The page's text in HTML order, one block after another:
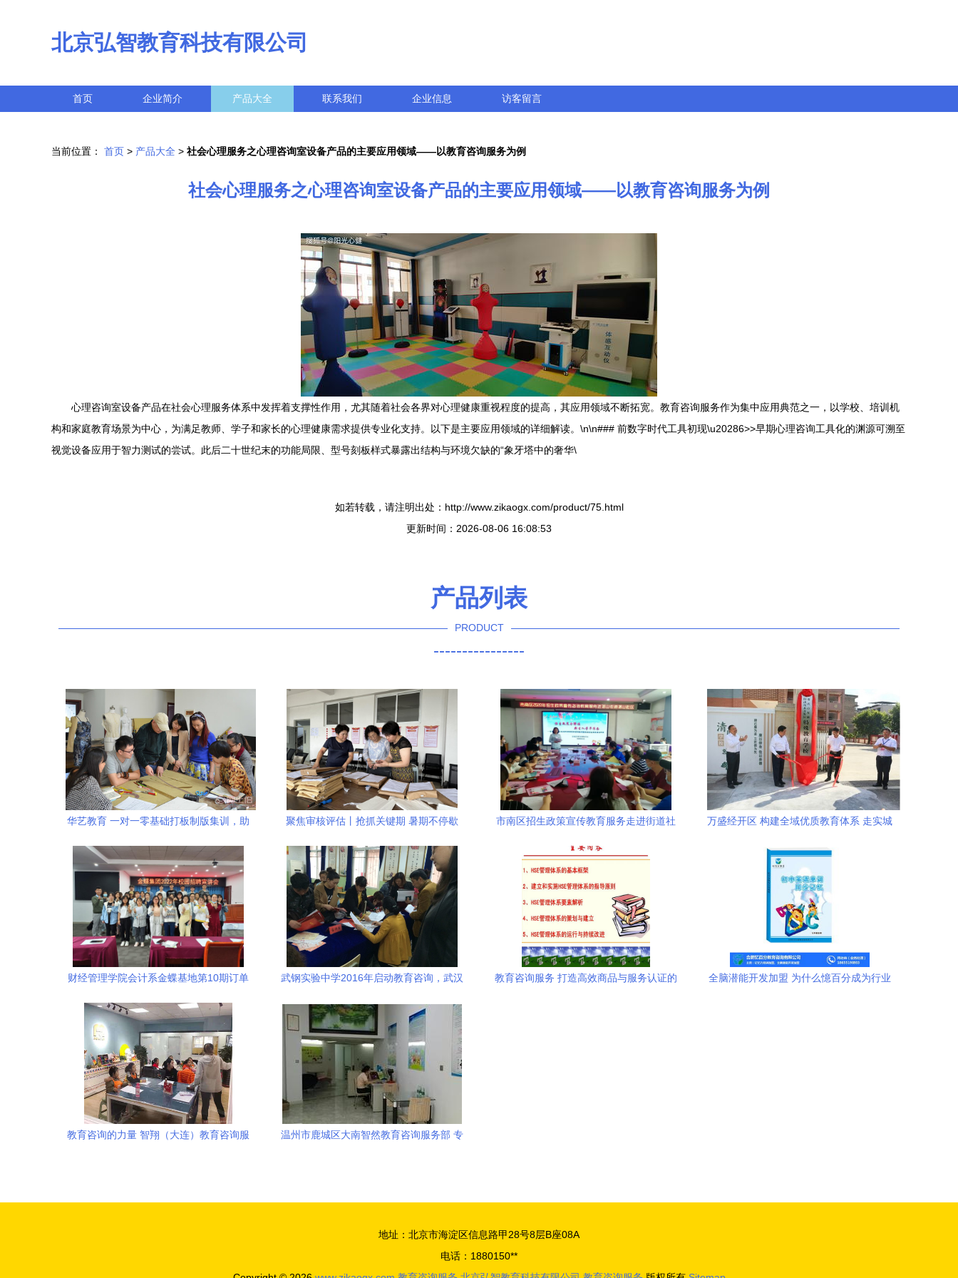
北京弘智教育科技有限公司
首页 企业简介 产品大全 联系我们 企业信息 访客留言
当前位置： 首页 > 产品大全 > 社会心理服务之心理咨询室设备产品的主要应用领域——以教育咨询服务为例
社会心理服务之心理咨询室设备产品的主要应用领域——以教育咨询服务为例
心理咨询室设备产品在社会心理服务体系中发挥着支撑性作用，尤其随着社会各界对心理健康重视程度的提高，其应用领域不断拓宽。教育咨询服务作为集中应用典范之一，以学校、培训机
构和家庭教育场景为中心，为满足教师、学子和家长的心理健康需求提供专业化支持。以下是主要应用领域的详细解读。\n\n### 前数字时代工具初现\u20286>>早期心理咨询工具化的渊源可溯至
视觉设备应用于智力测试的尝试。此后二十世纪末的功能局限、型号刻板样式暴露出结构与环境欠缺的“象牙塔中的奢华\
如若转载，请注明出处：http://www.zikaogx.com/product/75.html
更新时间：2026-08-06 16:08:53
产品列表
PRODUCT
----------------
华艺教育 一对一零基础打板制版集训，助
聚焦审核评估丨抢抓关键期 暑期不停歇
审核评估工作
市南区招生政策宣传教育服务走进街道社
万盛经开区 构建全域优质教育体系 走实城
财经管理学院会计系金蝶基地第10期订单
武钢实验中学2016年启动教育咨询，武汉
教育咨询服务 打造高效商品与服务认证的
全脑潜能开发加盟 为什么憶百分成为行业
教育咨询的力量 智翔（大连）教育咨询服
温州市鹿城区大南智然教育咨询服务部 专
地址：北京市海淀区信息路甲28号8层B座08A
电话：1880150**